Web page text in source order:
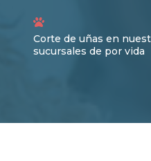
Corte de uñas en
sucursales de por vida